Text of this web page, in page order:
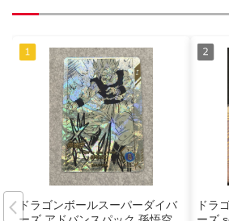
ドラゴンボールスーパーダイバ
ドラ